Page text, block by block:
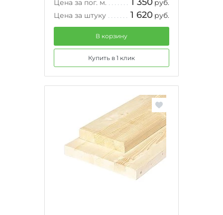
Цена за пог. м.
руб.
Цена за штуку
1 620 руб.
В корзину
Купить в 1 клик